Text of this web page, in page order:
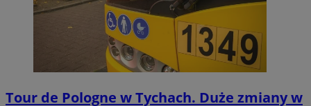
Tour de Pologne w Tychach. Duże zmiany w